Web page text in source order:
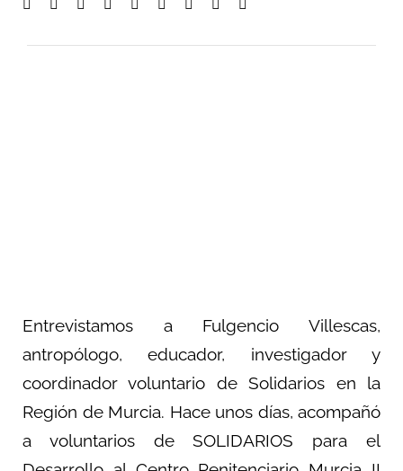
Entrevistamos a Fulgencio Villescas,
antropólogo, educador, investigador y
coordinador voluntario de Solidarios en la
Región de Murcia. Hace unos días, acompañó
a voluntarios de SOLIDARIOS para el